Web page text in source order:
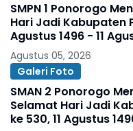
SMPN 1 Ponorogo
Hari Jadi Kabupaten
Agustus 1496 - 11
Agustus 05, 2026
Galeri Foto
SMAN 2 Ponorogo
Selamat Hari Jadi
ke 530, 11 Agustus